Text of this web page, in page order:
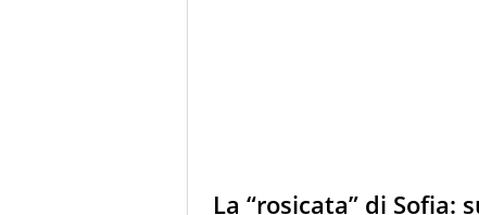
La “rosicata” di Sofia: